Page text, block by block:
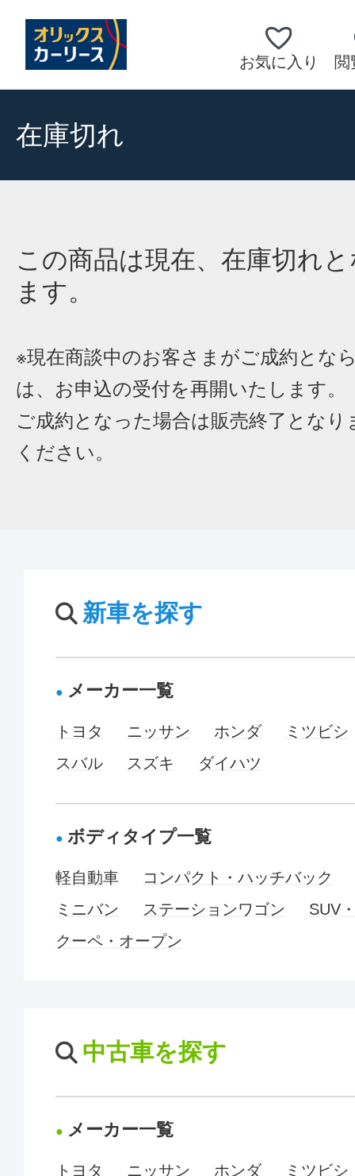
お気に入り 閲
在庫切れ
この商品は現在、在庫切れ
ます。
※現在商談中のお客さまがご成約とな
は、お申込の受付を再開いたします。
ご成約となった場合は販売終了となり
ください。
新車を探す
メーカー一覧
トヨタ ニッサン ホンダ
ミツビシ
スバル
スズキ ダイハツ
ボディタイプ一覧
軽自動車
コンパクト・ハッチバック
ミニバン
ステーションワゴン
SUV
クーペ・オープン
中古車を探す
メーカー一覧
トヨタ ニッサン ホンダ
ミツビシ